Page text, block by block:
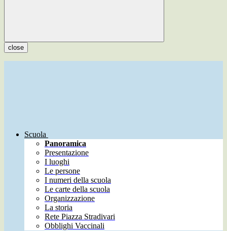
close
Scuola
Panoramica
Presentazione
I luoghi
Le persone
I numeri della scuola
Le carte della scuola
Organizzazione
La storia
Rete Piazza Stradivari
Obblighi Vaccinali